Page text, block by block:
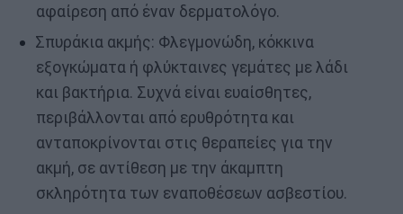
αφαίρεση από έναν δερματολόγο.
Σπυράκια ακμής: Φλεγμονώδη, κόκκινα
εξογκώματα ή φλύκταινες γεμάτες με λάδι
και βακτήρια. Συχνά είναι ευαίσθητες,
περιβάλλονται από ερυθρότητα και
ανταποκρίνονται στις θεραπείες για την
ακμή, σε αντίθεση με την άκαμπτη
σκληρότητα των εναποθέσεων ασβεστίου.